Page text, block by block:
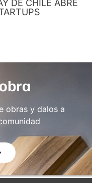
DE CHILE ABRE
obras y dalos a